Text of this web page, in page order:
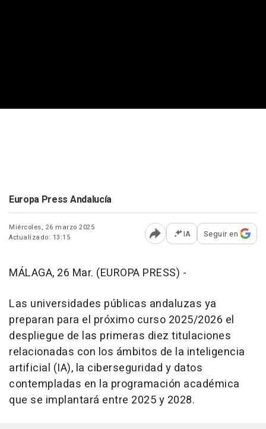
Europa Press Andalucía
Miércoles, 26 marzo 2025
Actualizado: 13:15
Abrir opciones para
IA Seguir en
MÁLAGA, 26 Mar. (EUROPA PRESS) -
Las universidades públicas andaluzas ya
preparan para el próximo curso 2025/2026 el
despliegue de las primeras diez titulaciones
relacionadas con los ámbitos de la inteligencia
artificial (IA), la ciberseguridad y datos
contempladas en la programación académica
que se implantará entre 2025 y 2028.